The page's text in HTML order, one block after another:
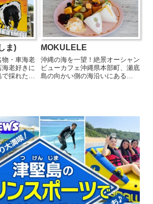
レな絶景カフェです。アイス...
ま)
物・車海老
海老好きに
で採れた車
麺とモヤ...
MOKULELE
沖縄の海を一望！絶景オーシャン
ビューカフェ沖縄県本部町、瀬底
島の向かい側の海沿いにある
楽しめる人気のお店です。店名の
「...